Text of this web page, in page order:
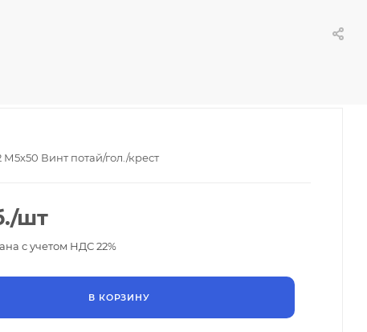
М5х50 Винт потай/гол./крест
/шт
с учетом НДС 22%
В КОРЗИНУ